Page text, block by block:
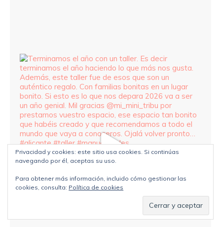
Privacidad y cookies: este sitio usa cookies. Si continúas
navegando por él, aceptas su uso.
Para obtener más información, incluido cómo gestionar las
cookies, consulta: Política de cookies